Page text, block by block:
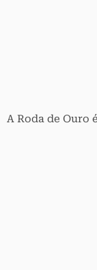
A Roda de Ouro